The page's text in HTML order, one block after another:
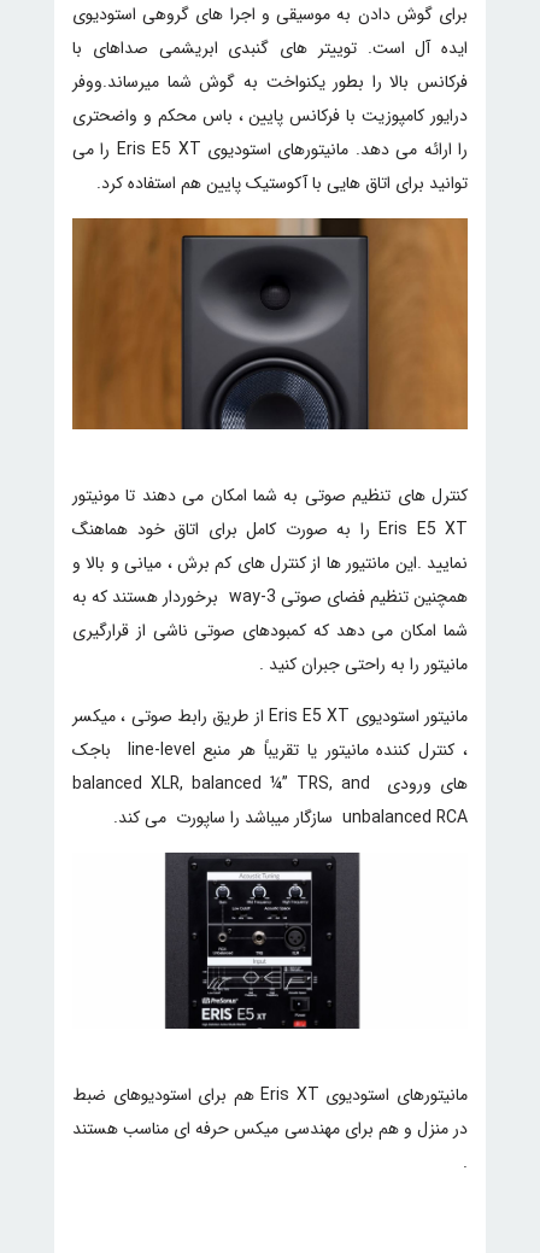
برای گوش دادن به موسیقی و اجرا های گروهی استودیوی
ایده آل است. توییتر های گنبدی ابریشمی صداهای با
فرکانس بالا را بطور یکنواخت به گوش شما میرساند.ووفر
درایور کامپوزیت با فرکانس پایین ، باس محکم و واضحتری
را ارائه می دهد. مانیتورهای استودیوی Eris E5 XT را می
توانید برای اتاق هایی با آکوستیک پایین هم استفاده کرد.
کنترل های تنظیم صوتی به شما امکان می دهند تا مونیتور
Eris E5 XT را به صورت کامل برای اتاق خود هماهنگ
نمایید .این مانتیور ها از کنترل های کم برش ، میانی و بالا و
همچنین تنظیم فضای صوتی 3-way برخوردار هستند که به
شما امکان می دهد که کمبودهای صوتی ناشی از قرارگیری
مانیتور را به راحتی جبران کنید .
مانیتور استودیوی Eris E5 XT از طریق رابط صوتی ، میکسر
، کنترل کننده مانیتور یا تقریباً هر منبع line-level باجک
های ورودی balanced XLR, balanced ¼” TRS, and
unbalanced RCA سازگار میباشد را ساپورت می کند.
مانیتورهای استودیوی Eris XT هم برای استودیوهای ضبط
در منزل و هم برای مهندسی میکس حرفه ای مناسب هستند
.